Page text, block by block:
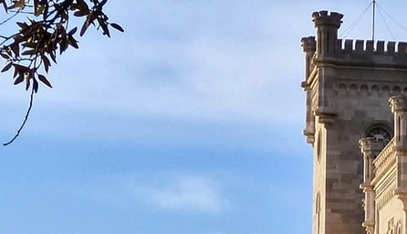
Le nostre sedi
Facebook
YouTube
Instagram